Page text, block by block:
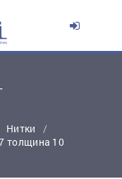
Нитки
толщина 10